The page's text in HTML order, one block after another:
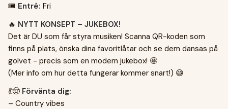
🎟 Entré: Fri
🔥 NYTT KONSEPT – JUKEBOX!
Det är DU som får styra musiken! Scanna QR-koden som
finns på plats, önska dina favoritlåtar och se dem dansas på
golvet - precis som en modern jukebox! 🤩
(Mer info om hur detta fungerar kommer snart!) 😅
💃🤠 Förvänta dig:
– Country vibes